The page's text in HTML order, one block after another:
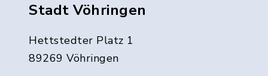
Stadt Vöhringen
Hettstedter Platz 1
89269 Vöhringen